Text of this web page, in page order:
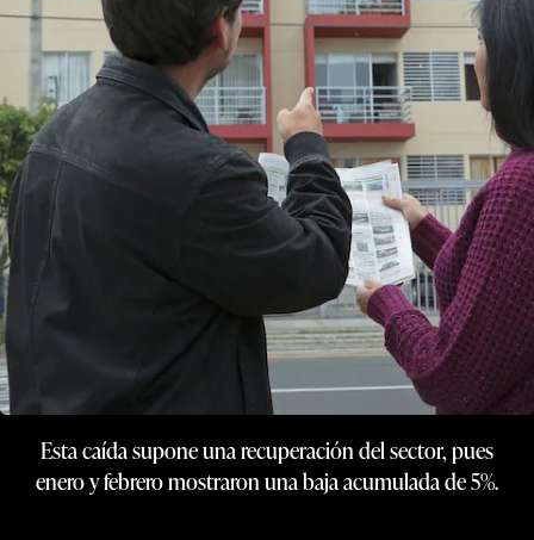
Esta caída supone una recuperación del sector, pues
enero y febrero mostraron una baja acumulada de 5%.